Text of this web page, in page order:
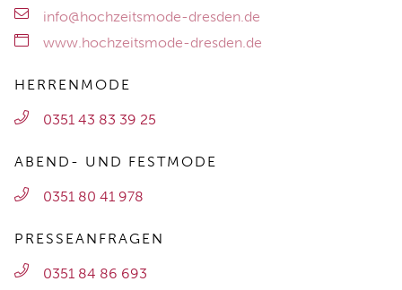
info@hochzeitsmode-dresden.de
www.hochzeitsmode-dresden.de
HERRENMODE
0351 43 83 39 25
ABEND- UND FESTMODE
0351 80 41 978
PRESSEANFRAGEN
0351 84 86 693